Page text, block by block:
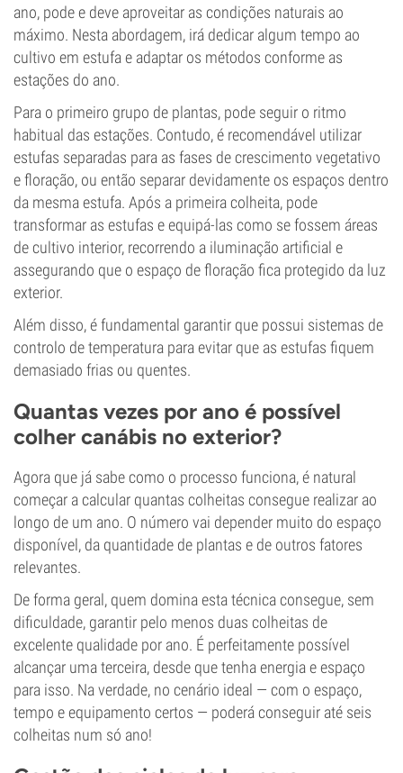
ano, pode e deve aproveitar as condições naturais ao
máximo. Nesta abordagem, irá dedicar algum tempo ao
cultivo em estufa e adaptar os métodos conforme as
estações do ano.
Para o primeiro grupo de plantas, pode seguir o ritmo
habitual das estações. Contudo, é recomendável utilizar
estufas separadas para as fases de crescimento vegetativo
e floração, ou então separar devidamente os espaços dentro
da mesma estufa. Após a primeira colheita, pode
transformar as estufas e equipá-las como se fossem áreas
de cultivo interior, recorrendo a iluminação artificial e
assegurando que o espaço de floração fica protegido da luz
exterior.
Além disso, é fundamental garantir que possui sistemas de
controlo de temperatura para evitar que as estufas fiquem
demasiado frias ou quentes.
Quantas vezes por ano é possível
colher canábis no exterior?
Agora que já sabe como o processo funciona, é natural
começar a calcular quantas colheitas consegue realizar ao
longo de um ano. O número vai depender muito do espaço
disponível, da quantidade de plantas e de outros fatores
relevantes.
De forma geral, quem domina esta técnica consegue, sem
dificuldade, garantir pelo menos duas colheitas de
excelente qualidade por ano. É perfeitamente possível
alcançar uma terceira, desde que tenha energia e espaço
para isso. Na verdade, no cenário ideal — com o espaço,
tempo e equipamento certos — poderá conseguir até seis
colheitas num só ano!